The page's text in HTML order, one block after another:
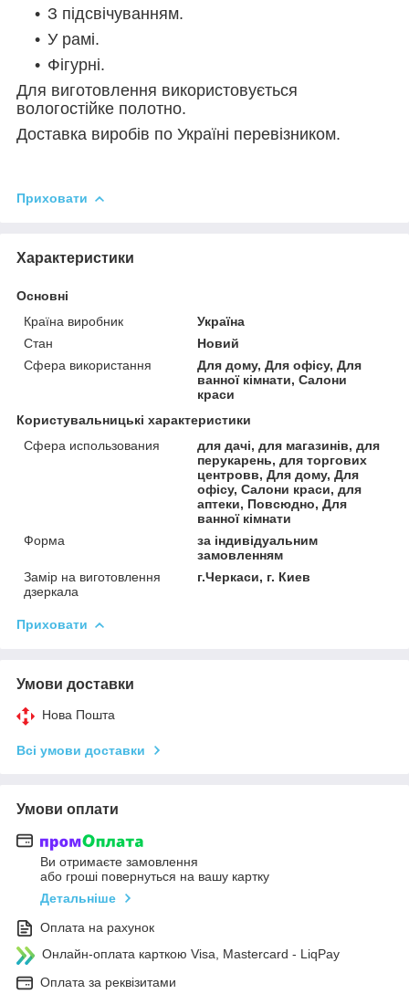
З підсвічуванням.
У рамі.
Фігурні.
Для виготовлення використовується
вологостійке полотно.
Доставка виробів по Україні перевізником.
Приховати
Характеристики
Основні
Країна виробник
Україна
Стан
Новий
Сфера використання
Для дому, Для офісу, Для
ванної кімнати, Салони
краси
Користувальницькі характеристики
Сфера использования
для дачі, для магазинів, для
перукарень, для торгових
центровв, Для дому, Для
офісу, Салони краси, для
аптеки, Повсюдно, Для
ванної кімнати
Форма
за індивідуальним
замовленням
Замір на виготовлення
дзеркала
г.Черкаси, г. Киев
Приховати
Умови доставки
Нова Пошта
Всі умови доставки
Умови оплати
Ви отримаєте замовлення
або гроші повернуться на вашу картку
Детальніше
Оплата на рахунок
Онлайн-оплата карткою Visa, Mastercard - LiqPay
Оплата за реквізитами